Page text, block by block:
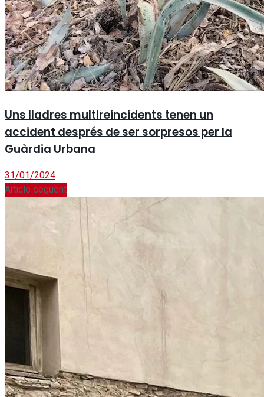
Uns lladres multireincidents tenen un
accident després de ser sorpresos per la
Guàrdia Urbana
31/01/2024
Article següent